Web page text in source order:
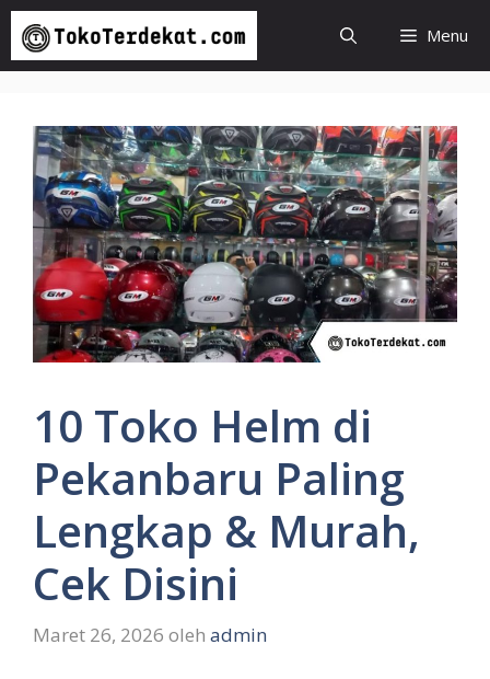
Langsung
isi
Menu
10 Toko Helm di
Pekanbaru Paling
Lengkap & Murah,
Cek Disini
Maret 26, 2026 oleh admin